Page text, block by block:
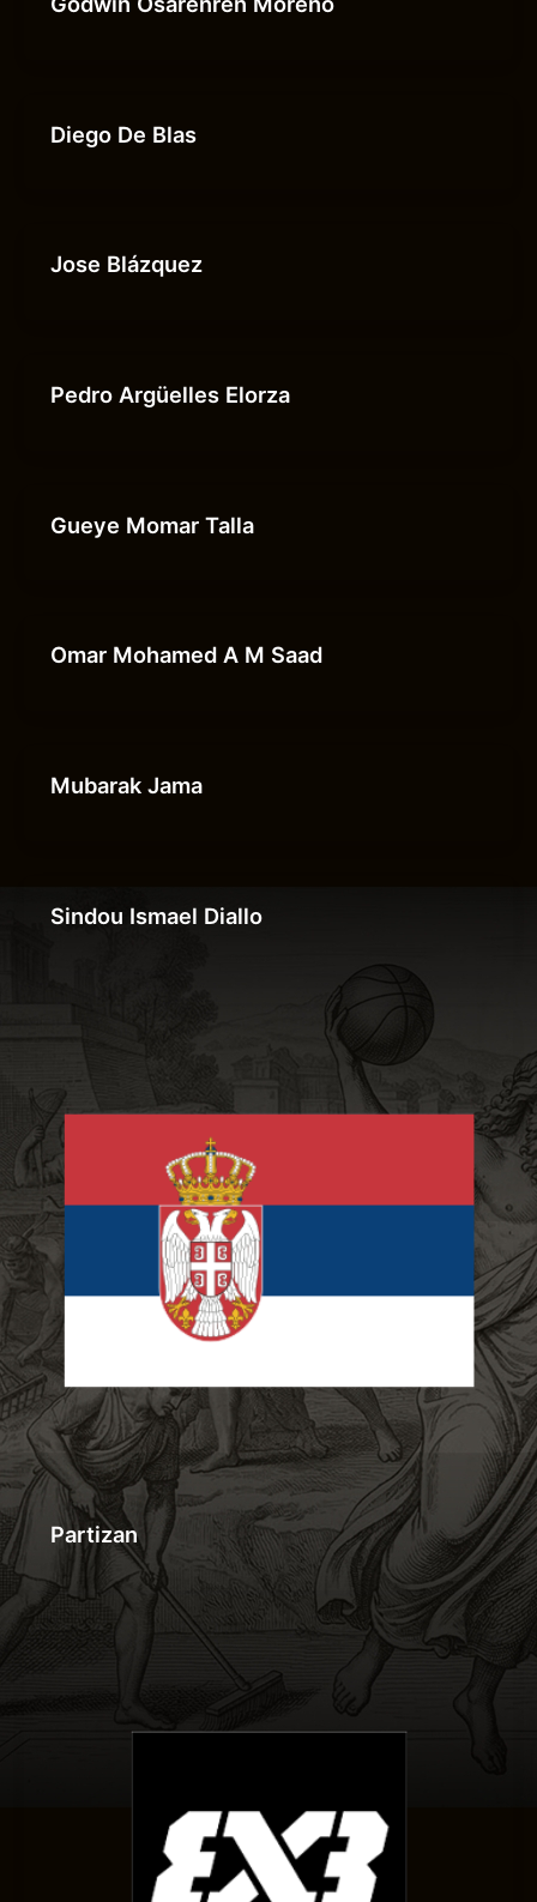
Diego De Blas
Jose Blázquez
Pedro Argüelles Elorza
Gueye Momar Talla
Omar Mohamed A M Saad
Mubarak Jama
Sindou Ismael Diallo
Partizan